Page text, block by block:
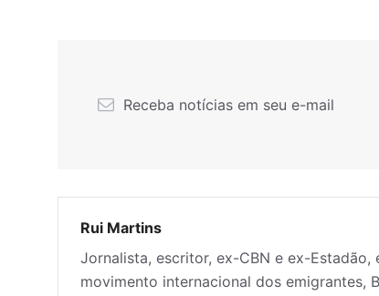
Receba notícias em seu e-mail
Rui Martins
Jornalista, escritor, ex-CBN e ex-
movimento internacional dos emigrantes,